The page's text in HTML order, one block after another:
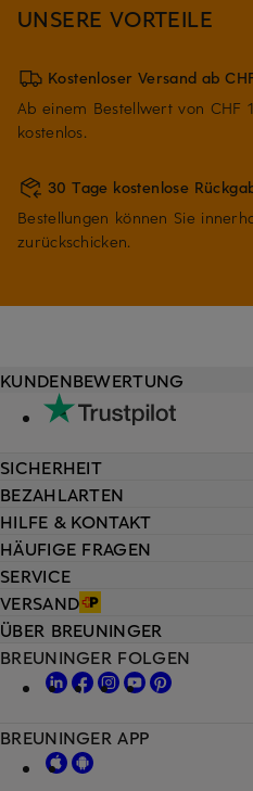
UNSERE VORTEILE
Kostenloser Versand ab
Ab einem Bestellwert von CHF
kostenlos.
30 Tage kostenlose
Bestellungen können Sie
zurückschicken.
HILFE & KONTAKT
HÄUFIGE FRAGEN
SERVICE
VERSAND
KUNDENBEWERTUNG
SICHERHEIT
BEZAHLARTEN
ÜBER BREUNINGER
BREUNINGER FOLGEN
BREUNINGER APP